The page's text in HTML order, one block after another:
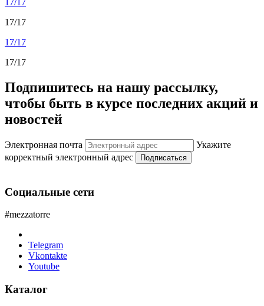
17/17
17/17
17/17
17/17
Подпишитесь на нашу рассылку,
чтобы быть в курсе последних акций и
новостей
Электронная почта
Укажите
корректный электронный адрес
Подписаться
Социальные сети
#mezzatorre
Telegram
Vkontakte
Youtube
Каталог